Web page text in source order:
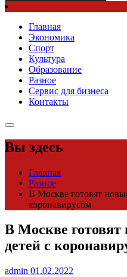
Главная
Экономика
Спорт
Культура
Образование
Разное
Сервис для бизнеса
Контакты
Вы здесь
Главная
Разное
В Москве готовят
коронавирусом
В Москве
детей с
admin 01.02.2022